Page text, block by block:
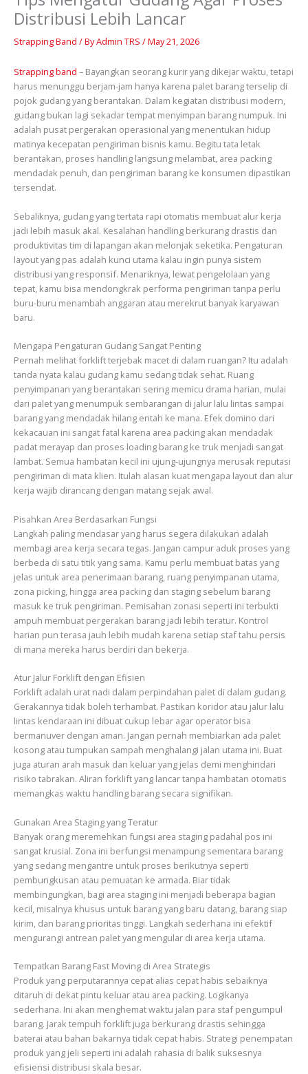
Distribusi Lebih Lancar
Strapping Band / ByAdmin TRS /May 21, 2026
Strapping band – Bayangkan seorang kurir yang dikejar waktu, tetapi
harus menunggu berjam-jam hanya karena palet barang terselip di
pojok gudang yang berantakan. Dalam kegiatan distribusi modern,
gudang bukan lagi sekadar tempat menyimpan barang numpuk. Ini
adalah pusat pergerakan operasional yang menentukan hidup
matinya kecepatan pengiriman bisnis kamu. Begitu tata letak
berantakan, proses handling langsung melambat, area packing
mendadak penuh, dan pengiriman barang ke konsumen dipastikan
tersendat.
Sebaliknya, gudang yang tertata rapi otomatis membuat alur kerja
jadi lebih masuk akal. Kesalahan handling berkurang drastis dan
produktivitas tim di lapangan akan melonjak seketika. Pengaturan
layout yang pas adalah kunci utama kalau ingin punya sistem
distribusi yang responsif. Menariknya, lewat pengelolaan yang
tepat, kamu bisa mendongkrak performa pengiriman tanpa perlu
buru-buru menambah anggaran atau merekrut banyak karyawan
baru.
Mengapa Pengaturan Gudang Sangat Penting
Pernah melihat forklift terjebak macet di dalam ruangan? Itu adalah
tanda nyata kalau gudang kamu sedang tidak sehat. Ruang
penyimpanan yang berantakan sering memicu drama harian, mulai
dari palet yang menumpuk sembarangan di jalur lalu lintas sampai
barang yang mendadak hilang entah ke mana. Efek domino dari
kekacauan ini sangat fatal karena area packing akan mendadak
padat merayap dan proses loading barang ke truk menjadi sangat
lambat. Semua hambatan kecil ini ujung-ujungnya merusak reputasi
pengiriman di mata klien. Itulah alasan kuat mengapa layout dan alur
kerja wajib dirancang dengan matang sejak awal.
Pisahkan Area Berdasarkan Fungsi
Langkah paling mendasar yang harus segera dilakukan adalah
membagi area kerja secara tegas. Jangan campur aduk proses yang
berbeda di satu titik yang sama. Kamu perlu membuat batas yang
jelas untuk area penerimaan barang, ruang penyimpanan utama,
zona picking, hingga area packing dan staging sebelum barang
masuk ke truk pengiriman. Pemisahan zonasi seperti ini terbukti
ampuh membuat pergerakan barang jadi lebih teratur. Kontrol
harian pun terasa jauh lebih mudah karena setiap staf tahu persis
di mana mereka harus berdiri dan bekerja.
Atur Jalur Forklift dengan Efisien
Forklift adalah urat nadi dalam perpindahan palet di dalam gudang.
Gerakannya tidak boleh terhambat. Pastikan koridor atau jalur lalu
lintas kendaraan ini dibuat cukup lebar agar operator bisa
bermanuver dengan aman. Jangan pernah membiarkan ada palet
kosong atau tumpukan sampah menghalangi jalan utama ini. Buat
juga aturan arah masuk dan keluar yang jelas demi menghindari
risiko tabrakan. Aliran forklift yang lancar tanpa hambatan otomatis
memangkas waktu handling barang secara signifikan.
Gunakan Area Staging yang Teratur
Banyak orang meremehkan fungsi area staging padahal pos ini
sangat krusial. Zona ini berfungsi menampung sementara barang
yang sedang mengantre untuk proses berikutnya seperti
pembungkusan atau pemuatan ke armada. Biar tidak
membingungkan, bagi area staging ini menjadi beberapa bagian
kecil, misalnya khusus untuk barang yang baru datang, barang siap
kirim, dan barang prioritas tinggi. Langkah sederhana ini efektif
mengurangi antrean palet yang mengular di area kerja utama.
Tempatkan Barang Fast Moving di Area Strategis
Produk yang perputarannya cepat alias cepat habis sebaiknya
ditaruh di dekat pintu keluar atau area packing. Logikanya
sederhana. Ini akan menghemat waktu jalan para staf pengumpul
barang. Jarak tempuh forklift juga berkurang drastis sehingga
baterai atau bahan bakarnya tidak cepat habis. Strategi penempatan
produk yang jeli seperti ini adalah rahasia di balik suksesnya
efisiensi distribusi skala besar.